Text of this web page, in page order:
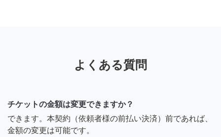
よくある質問
チケットの金額は変更できますか？
できます。本契約（依頼者様の前払い決済）前であれば、
金額の変更は可能です。